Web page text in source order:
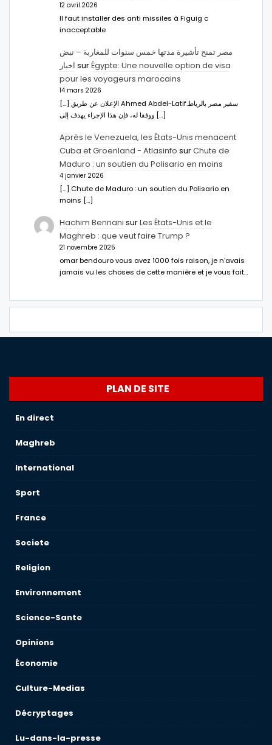
12 avril 2026
Il faut installer des anti missiles à Figuig c
inacceptable
مصر تمنح تأشيرة مدتها خمس سنوات للمغاربة – نبض
اخبار surÉgypte: Une nouvelle option de visa
pour les voyageurs marocains
14 mars 2026
[…] الإعلان عن طريق Ahmed Abdel-Latifسفير مصر بالرباط.
ووفقا له، فإن هذا الإجراء يهدف إلى […]
Après le Venezuela, les États-Unis menacent
Cuba et Groenland - Atlasinfo surChute de
Maduro : un soutien du Polisario en moins
4 janvier 2026
[…] Chute de Maduro : un soutien du Polisario en
moins […]
Hachim Bennani surLes États-Unis et le
Maghreb : que veut faire Trump ?
21 novembre 2025
omar bendouro vous avez 1000 fois raison, je n'avais
jamais vu les choses de cette manière et je vous fait…
PLAN DE SITE
En direct
Maghreb
International
Sport
France
Societe
Religion
Environnement
Science-Sante
Opinions
Économie
Culture-Medias
Décryptages
Lu-dans-la-presse